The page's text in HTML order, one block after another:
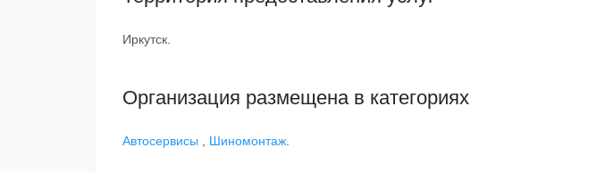
Иркутск.
Организация размещена в категориях
Автосервисы Шиномонтаж